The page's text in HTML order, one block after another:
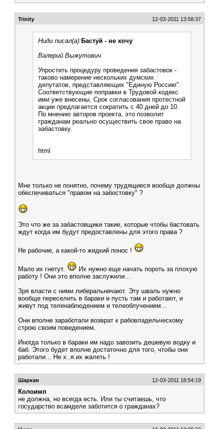
Trinity 12-03-2011 13:58:37
Ниди писал(а): Бастуй - не хочу
Валерий Выжутович
Упростить процедуру проведения забастовок -
таково намерение нескольких думских
депутатов, представляющих "Единую Россию".
Соответствующие поправки в Трудовой кодекс
ими уже внесены. Срок согласования протестной
акции предлагается сократить с 40 дней до 10.
По мнению авторов проекта, это позволит
гражданам реально осуществить свое право на
забастовку.
html
Мне только не понятно, почему трудящиеся вообще должны
обеспечиваться "правом на забостовку" ?
Это что же за забастовщики такие, которые чтобы бастовать
ждут когда им будут предоставлены для этого права ?
Не рабочие, а какой-то жидкий понос !
Мало их гнетут.
Их нужно еще начать пороть за плохую
работу ! Они это вполне заслужили...
Зря власти с ними либеральничают. Эту шваль нужно
вообще переселить в бараки и пусть там и работают, и
живут под теленаблюдением и телеоблучением...
Они вполне заработали возврат к рабовладельческому
строю своим поведением.
Иногда только в бараки им надо завозить дешевую водку и
баб. Этого будет вполне достаточно для того, чтобы они
работали... Не х..я их жалеть !
Шаркан 12-03-2011 18:54:19
Колоимп
не должна, но всегда есть. Или ты считаешь, что
государство всамделе заботится о гражданах?